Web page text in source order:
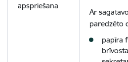
apspriešana
Ar
paredzēto
papīra